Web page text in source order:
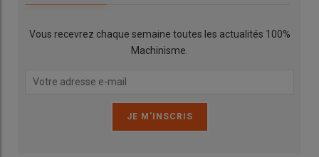
Vous recevrez chaque semaine toutes les actualités 100%
Machinisme.